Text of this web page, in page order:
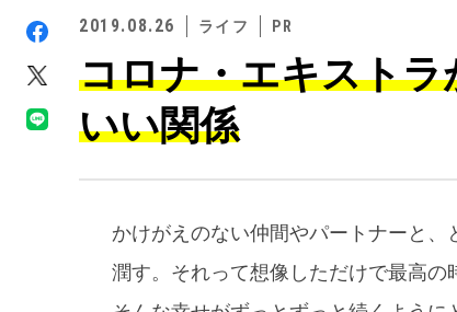
2019.08.26 ライフ
コロナ・エキスト
いい関係
かけがえのない仲間やパートナーと
潤す。それって想像しただけで最高の